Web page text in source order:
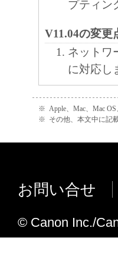
プティン
V11.04の変更
ネットワ
に対応し
V11.02の変更
GCP （
無線LAN
Access)
軽微な
※ Apple、Mac、Mac
※ その他、本文中に記
お問い合せ
© Canon Inc./